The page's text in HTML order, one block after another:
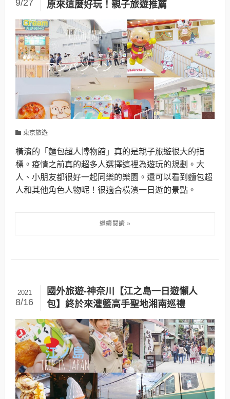
原來這麼好玩！親子旅遊推薦
9/27
東京旅遊
橫濱的「麵包超人博物館」真的是親子旅遊很大的指
標。疫情之前真的超多人選擇這裡為遊玩的規劃。大
人、小朋友都很好一起同樂的樂園。還可以看到麵包超
人和其他角色人物呢！很適合橫濱一日遊的景點。
國外旅遊-神奈川【江之島一日遊懶人
包】終於來灌籃高手聖地湘南巡禮
2021
8/16